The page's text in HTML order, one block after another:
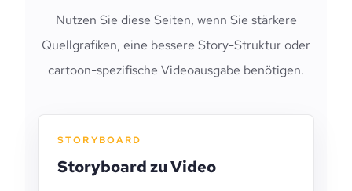
Nutzen Sie diese Seiten, wenn Sie stärkere
Quellgrafiken, eine bessere Story-Struktur oder
cartoon-spezifische Videoausgabe benötigen.
STORYBOARD
Storyboard zu Video